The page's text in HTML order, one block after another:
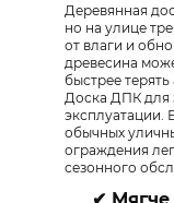
Деревянная
но на улице
от влаги и
древесина
быстрее
Доска ДПК для
эксплуатации.
обычных
ограждения
сезонного
✔